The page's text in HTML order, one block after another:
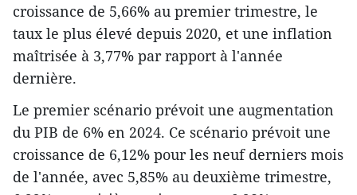
croissance de 5,66% au premier trimestre, le
taux le plus élevé depuis 2020, et une inflation
maîtrisée à 3,77% par rapport à l'année
dernière.
Le premier scénario prévoit une augmentation
du PIB de 6% en 2024. Ce scénario prévoit une
croissance de 6,12% pour les neuf derniers mois
de l'année, avec 5,85% au deuxième trimestre,